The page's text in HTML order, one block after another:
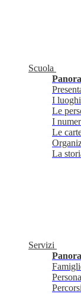
Scuola
I luoghi
Le
I
Le
La
Servizi